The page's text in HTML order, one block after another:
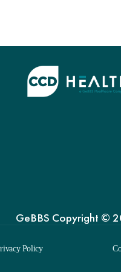
GeBBS Copyright ©
Policy